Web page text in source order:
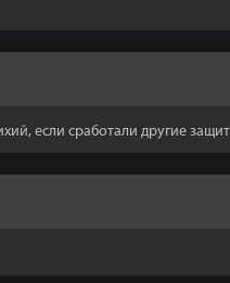
если сработали другие